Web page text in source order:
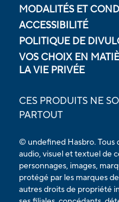
MODALITÉS ET
ACCESSIBILITÉ
POLITIQUE DE
VOS CHOIX EN
LA VIE PRIVÉE
CES PRODUITS NE
PARTOUT
© undefined Hasbro. Tous
audio, visuel et textuel de
personnages, images,
protégé par les marques
autres droits de propriété